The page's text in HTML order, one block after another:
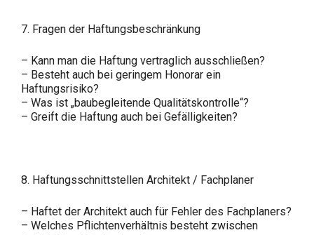
7. Fragen der Haftungsbeschränkung
– Kann man die Haftung vertraglich ausschließen?
– Besteht auch bei geringem Honorar ein
Haftungsrisiko?
– Was ist „baubegleitende Qualitätskontrolle“?
– Greift die Haftung auch bei Gefälligkeiten?
8. Haftungsschnittstellen Architekt / Fachplaner
– Haftet der Architekt auch für Fehler des Fachplaners?
– Welches Pflichtenverhältnis besteht zwischen